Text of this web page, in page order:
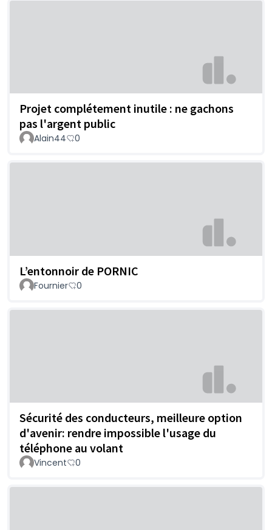
Projet complétement inutile : ne gachons
pas l'argent public
Alain44 0
L’entonnoir de PORNIC
Fournier 0
Sécurité des conducteurs, meilleure option
d'avenir: rendre impossible l'usage du
téléphone au volant
Vincent 0